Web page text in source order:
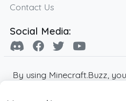
Contact Us
Social Media:
By using Minecraft.Buzz,